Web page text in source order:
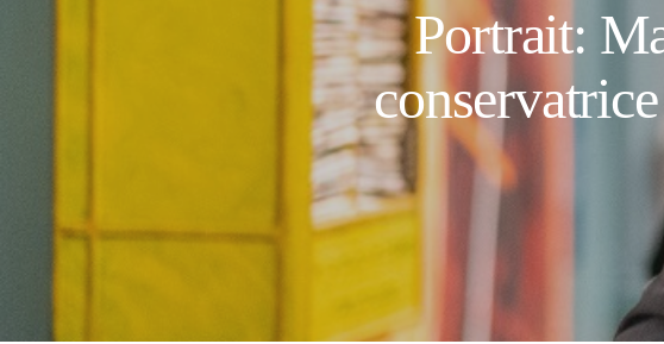
Portrait: